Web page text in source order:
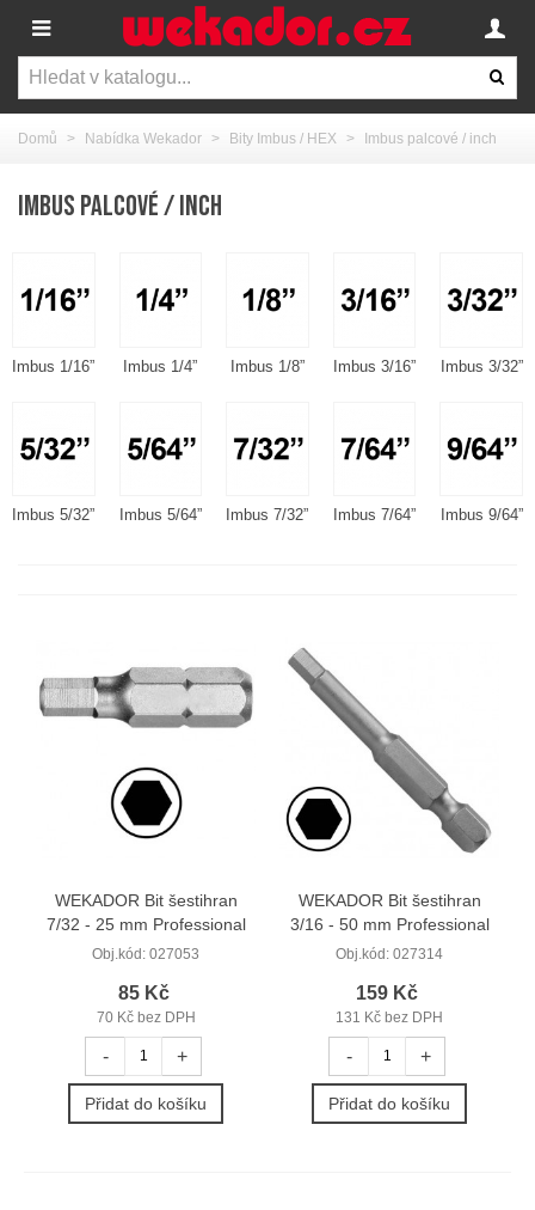
Domů > Nabídka Wekador > Bity Imbus / HEX > Imbus palcové / inch
IMBUS PALCOVÉ / INCH
Imbus 1/16” Imbus 1/4” Imbus 1/8” Imbus 3/16” Imbus 3/32”
Imbus 5/32” Imbus 5/64” Imbus 7/32” Imbus 7/64” Imbus 9/64”
WEKADOR Bit šestihran
7/32 - 25 mm Professional
Obj.kód: 027053
85 Kč
70 Kč bez DPH
- +
Přidat do košíku
WEKADOR Bit šestihran
3/16 - 50 mm Professional
Obj.kód: 027314
159 Kč
131 Kč bez DPH
- +
Přidat do košíku